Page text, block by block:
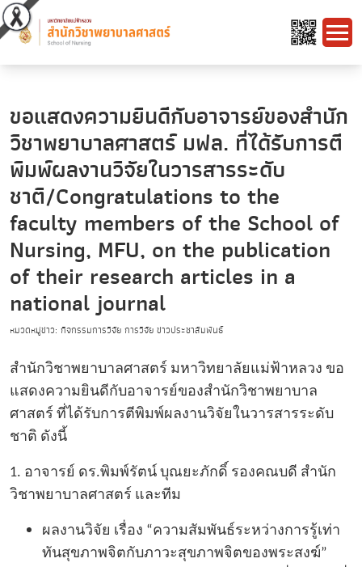
ขอแสดงความยินดีกับอาจารย์ของสำนัก
วิชาพยาบาลศาสตร์ มฟล. ที่ได้รับการตี
พิมพ์ผลงานวิจัยในวารสารระดับ
ชาติ/Congratulations to the
faculty members of the School of
Nursing, MFU, on the publication
of their research articles in a
national journal
หมวดหมู่ข่าว: กิจกรรมการวิจัย การวิจัย ข่าวประชาสัมพันธ์
สำนักวิชาพยาบาลศาสตร์ มหาวิทยาลัยแม่ฟ้าหลวง ขอ
แสดงความยินดีกับอาจารย์ของสำนักวิชาพยาบาล
ศาสตร์ ที่ได้รับการตีพิมพ์ผลงานวิจัยในวารสารระดับ
ชาติ ดังนี้
1. อาจารย์ ดร.พิมพ์รัตน์ บุณยะภักดิ์ รองคณบดี สํานัก
วิชาพยาบาลศาสตร์ และทีม
ผลงานวิจัย เรื่อง “ความสัมพันธ์ระหว่างการรู้เท่า
ทันสุขภาพจิตกับภาวะสุขภาพจิตของพระสงฆ์”